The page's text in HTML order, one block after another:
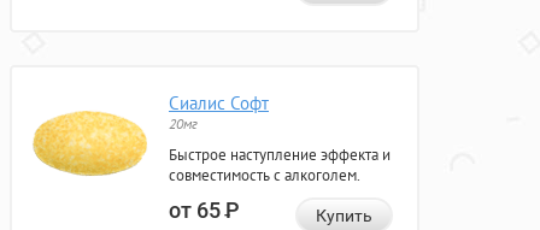
Сиалис Софт
20мг
Быстрое наступление эффекта и
совместимость с алкоголем.
от 65Р Купить